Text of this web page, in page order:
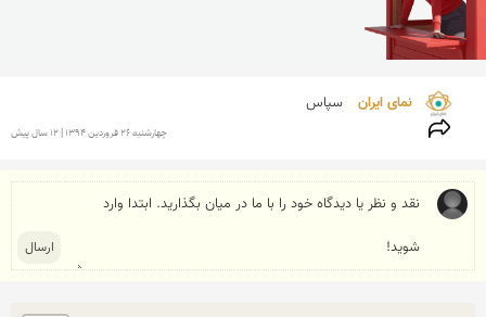
نمای ایران سپاس
چهارشنبه 26 فروردين 1394 | 12 سال پیش